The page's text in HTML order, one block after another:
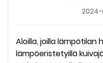
2024-
Aloilla, joilla lämpötilan
lämpöeristetyillä